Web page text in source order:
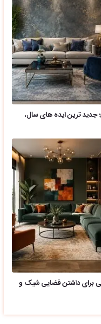
جدید ترین ایده های سال،
راهکارهایی برای داشتن فضایی شیک و